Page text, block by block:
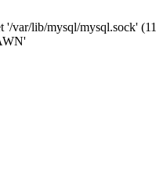
var/lib/mysql/mysql.sock'